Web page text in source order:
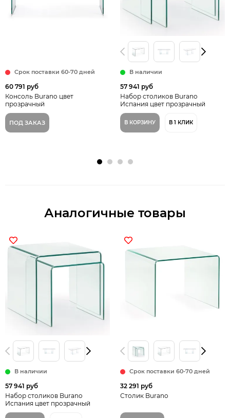
Срок поставки 60-70 дней
60 791 руб
Консоль Burano цвет
прозрачный
ПОД ЗАКАЗ
В наличии
57 941 руб
Набор столиков Burano
Испания цвет прозрачный
В КОРЗИНУ В 1 КЛИК
Аналогичные товары
В наличии
57 941 руб
Набор столиков Burano
Испания цвет прозрачный
Срок поставки 60-70 дней
32 291 руб
Столик Burano